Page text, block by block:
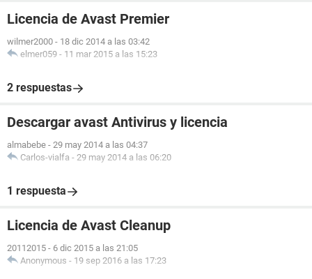
Licencia de Avast Premier
wilmer2000 - 18 dic 2014 a las 03:42
elmer059 - 11 mar 2015 a las 15:23
2 respuestas
Descargar avast Antivirus y licencia
almabebe - 29 may 2014 a las 04:37
Carlos-vialfa - 29 may 2014 a las 06:20
1 respuesta
Licencia de Avast Cleanup
20112015 - 6 dic 2015 a las 21:05
Anonymous - 19 sep 2016 a las 17:23